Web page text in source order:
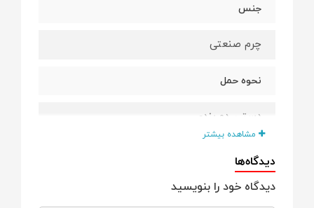
جنس
چرم صنعتی
نحوه حمل
دستی, دو بندی
وسایل داخل کیف
زیرانداز تعویض
مشاهده بیشتر
دیدگاه‌ها
دیدگاه خود را بنویسید